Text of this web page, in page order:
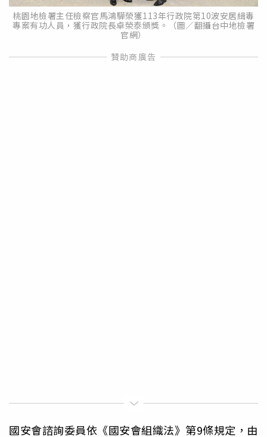
桃園地檢署主任檢察官馬鴻驊榮獲113年行政院第10波安居緝毒
專案有功人員，獲行政院長卓榮泰頒獎。（圖／翻攝台中地檢署
官網）
國安會諮詢委員依《國安會組織法》第9條規定，由